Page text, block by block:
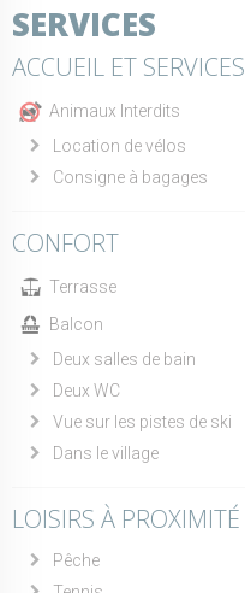
SERVICES
ACCUEIL ET SERVICES
Animaux Interdits
Location de vélos
Consigne à bagages
CONFORT
Terrasse
Balcon
Deux salles de bain
Deux WC
Vue sur les pistes de ski
Dans le village
LOISIRS À PROXIMITÉ
Pêche